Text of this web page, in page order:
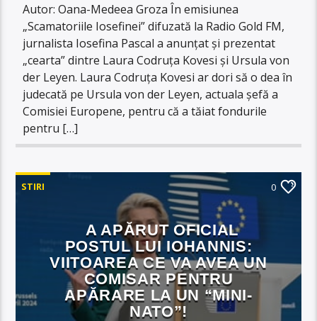
Autor: Oana-Medeea Groza În emisiunea
„Scamatoriile Iosefinei” difuzată la Radio Gold FM,
jurnalista Iosefina Pascal a anunțat și prezentat
„cearta” dintre Laura Codruța Kovesi și Ursula von
der Leyen. Laura Codruța Kovesi ar dori să o dea în
judecată pe Ursula von der Leyen, actuala șefă a
Comisiei Europene, pentru că a tăiat fondurile
pentru […]
STIRI 0
A APĂRUT OFICIAL
POSTUL LUI IOHANNIS:
VIITOAREA CE VA AVEA UN
COMISAR PENTRU
APĂRARE LA UN “MINI-
NATO”!